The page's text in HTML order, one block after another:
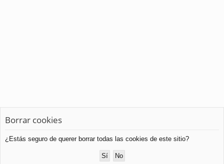
Borrar cookies
¿Estás seguro de querer borrar todas las cookies de este sitio?